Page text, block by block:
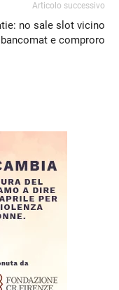
Articolo successivo
no sale slot vicino
e comproro